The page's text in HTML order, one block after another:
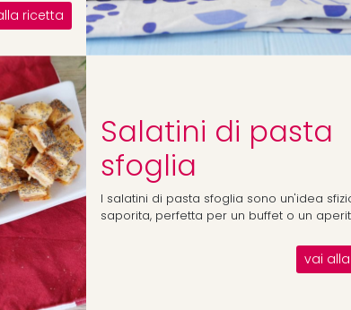
ricetta
Salatini di pasta
sfoglia
I salatini di pasta sfoglia sono un'idea
saporita, perfetta per un buffet o un
vai